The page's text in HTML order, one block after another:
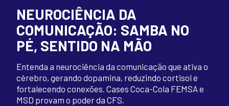
NEUROCIÊNCIA DA
COMUNICAÇÃO: SAMBA NO
PÉ, SENTIDO NA MÃO
Entenda a neurociência da comunicação que ativa o
cérebro, gerando dopamina, reduzindo cortisol e
fortalecendo conexões. Cases Coca-Cola FEMSA e
MSD provam o poder da CFS.